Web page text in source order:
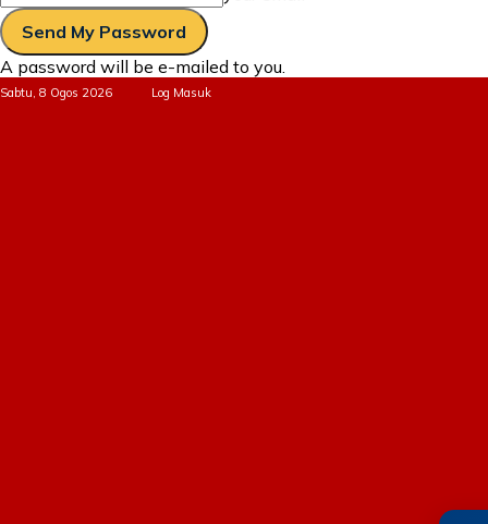
A password will be e-mailed to you.
Sabtu, 8 Ogos 2026 Log Masuk